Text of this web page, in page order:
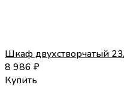
Шкаф двухстворчатый
8 986 ₽
Купить